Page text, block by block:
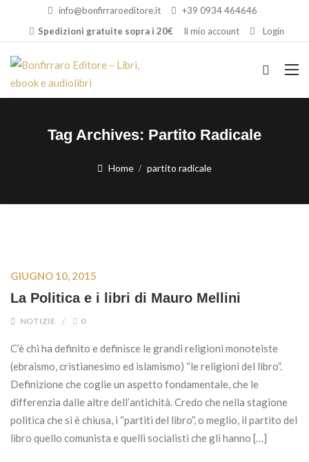
info@bonfirraroeditore.it
+39 0934 464646
Spedizioni gratuite sopra i 20€
Il mio account Login
Tag Archives: Partito Radicale
Home partito radicale
GIUGNO 10, 2015
La Politica e i libri di Mauro Mellini
NOTIZIE 0
C’è chi ha definito e definisce le grandi religioni monoteiste
(ebraismo, cristianesimo ed islamismo) “le religioni del libro”.
Definizione che coglie un aspetto fondamentale, che le
differenzia dalle altre dell’antichità. Credo che nella stagione
politica che si è chiusa, i “partiti del libro”, o meglio, il partito del
libro quello comunista e quelli socialisti che gli hanno […]